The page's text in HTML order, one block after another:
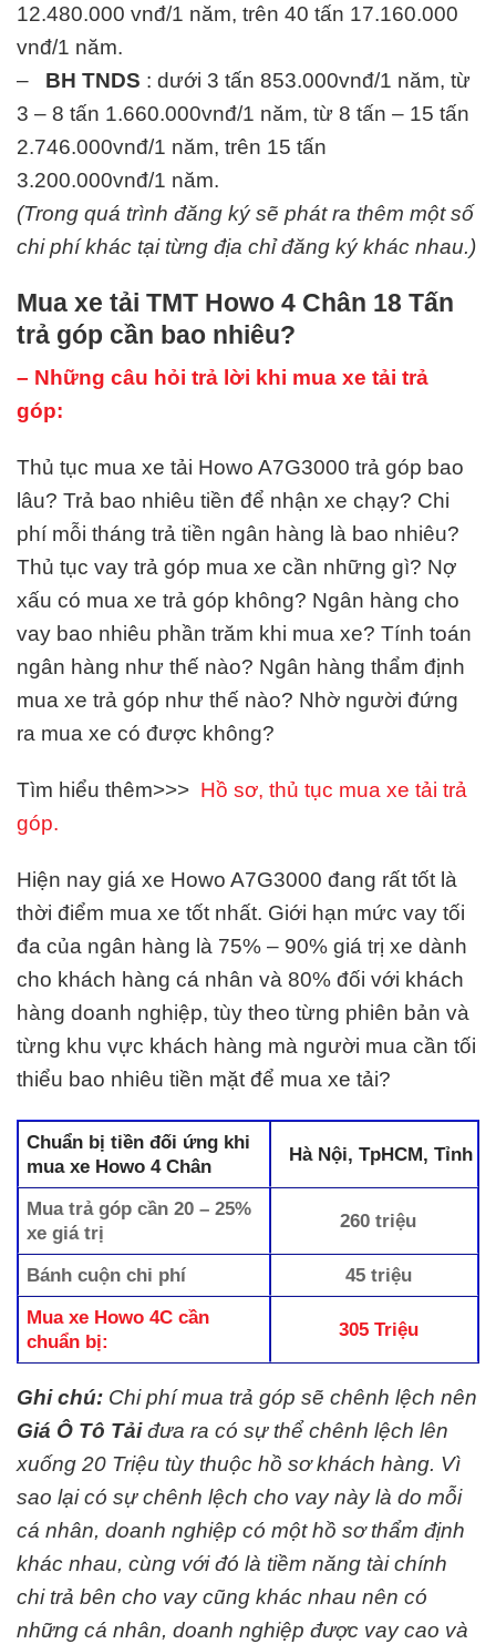
12.480.000 vnđ/1 năm, trên 40 tấn 17.160.000
vnđ/1 năm.
– BH TNDS : dưới 3 tấn 853.000vnđ/1 năm, từ
3 – 8 tấn 1.660.000vnđ/1 năm, từ 8 tấn – 15 tấn
2.746.000vnđ/1 năm, trên 15 tấn
3.200.000vnđ/1 năm.
(Trong quá trình đăng ký sẽ phát ra thêm một số
chi phí khác tại từng địa chỉ đăng ký khác nhau.)
Mua xe tải TMT Howo 4 Chân 18 Tấn
trả góp cần bao nhiêu?
– Những câu hỏi trả lời khi mua xe tải trả
góp:
Thủ tục mua xe tải Howo A7G3000 trả góp bao
lâu? Trả bao nhiêu tiền để nhận xe chạy? Chi
phí mỗi tháng trả tiền ngân hàng là bao nhiêu?
Thủ tục vay trả góp mua xe cần những gì? Nợ
xấu có mua xe trả góp không? Ngân hàng cho
vay bao nhiêu phần trăm khi mua xe? Tính toán
ngân hàng như thế nào? Ngân hàng thẩm định
mua xe trả góp như thế nào? Nhờ người đứng
ra mua xe có được không?
Tìm hiểu thêm>>> Hồ sơ, thủ tục mua xe tải trả
góp.
Hiện nay giá xe Howo A7G3000 đang rất tốt là
thời điểm mua xe tốt nhất. Giới hạn mức vay tối
đa của ngân hàng là 75% – 90% giá trị xe dành
cho khách hàng cá nhân và 80% đối với khách
hàng doanh nghiệp, tùy theo từng phiên bản và
từng khu vực khách hàng mà người mua cần tối
thiểu bao nhiêu tiền mặt để mua xe tải?
Chuẩn bị tiền đối ứng khi
mua xe Howo 4 Chân
Hà Nội, TpHCM, Tỉnh
Mua trả góp cần 20 – 25%
xe giá trị
260 triệu
Bánh cuộn chi phí
45 triệu
Mua xe Howo 4Ccần
chuẩn bị:
305 Triệu
Ghi chú: Chi phí mua trả góp sẽ chênh lệch nên
Giá Ô Tô Tảiđưa ra có sự thể chênh lệch lên
xuống 20 Triệu tùy thuộc hồ sơ khách hàng. Vì
sao lại có sự chênh lệch cho vay này là do mỗi
cá nhân, doanh nghiệp có một hồ sơ thẩm định
khác nhau, cùng với đó là tiềm năng tài chính
chi trả bên cho vay cũng khác nhau nên có
những cá nhân, doanh nghiệp được vay cao và